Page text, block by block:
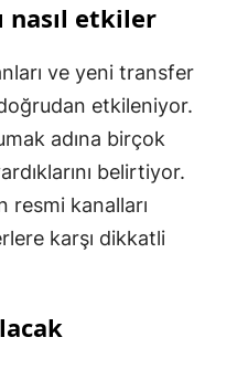
nasıl etkiler
ve yeni transfer
etkileniyor.
adına birçok
belirtiyor.
resmi kanalları
karşı dikkatli